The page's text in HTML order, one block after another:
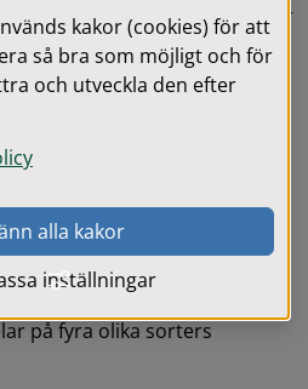
på våren när ditt barn går
elever är välkomna att
hela året och vi tar in
ledig. Du som är över 18
tas in i mån av plats.
välja att spela elgitarr eller
att vara med i
blåsorkestrar och i
på fyra olika sorters
kakor (cookies) för att
så bra som möjligt och för
och utveckla den efter
alla kakor
inställningar